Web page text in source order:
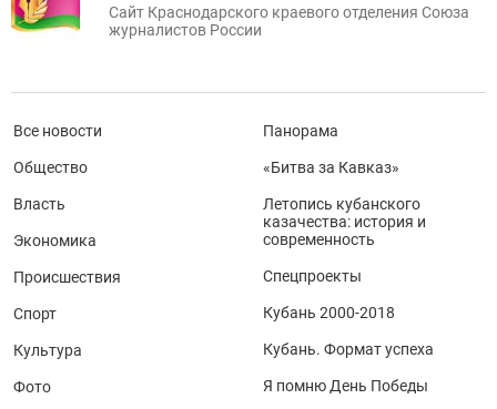
Сайт Краснодарского краевого отделения Союза
журналистов России
Все новости
Общество
Власть
Экономика
Происшествия
Спорт
Культура
Фото
Панорама
«Битва за Кавказ»
Летопись кубанского
казачества: история и
современность
Спецпроекты
Кубань 2000-2018
Кубань. Формат успеха
Я помню День Победы